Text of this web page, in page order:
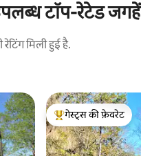
टॉप-रेटेड जगहें
मिली हुई है.
गेस्ट्स का टॉप फ़ेवरेट
गेस्ट्स की फ़ेवरेट